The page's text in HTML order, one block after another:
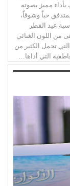
مميز بصوته
حباً وشوقاً،
عيد الفطر
من اللون الغنائي
تحمل الكثير من
التي أداها…